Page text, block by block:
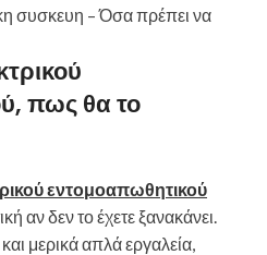
συσκευη – Όσα πρέπει να
πως θα το
εντομοαπωθητικού
αν δεν το έχετε ξανακάνει.
μερικά απλά εργαλεία,